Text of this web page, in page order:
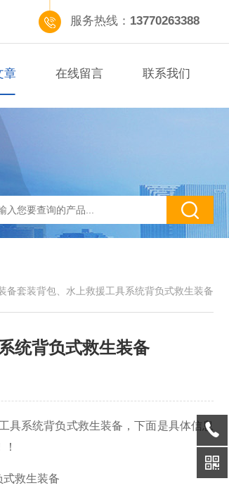
服务热线： 13770263388
章 在线留言 联系我们
备套装背包、水上救援工具系统背负式救生装备
统背负式救生装备
背负式救生装备，下面是具体信息